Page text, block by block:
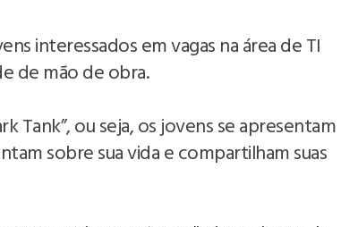
interessados em vagas na área de TI
de mão de obra.
Tank”, ou seja, os jovens se apresentam
sobre sua vida e compartilham suas